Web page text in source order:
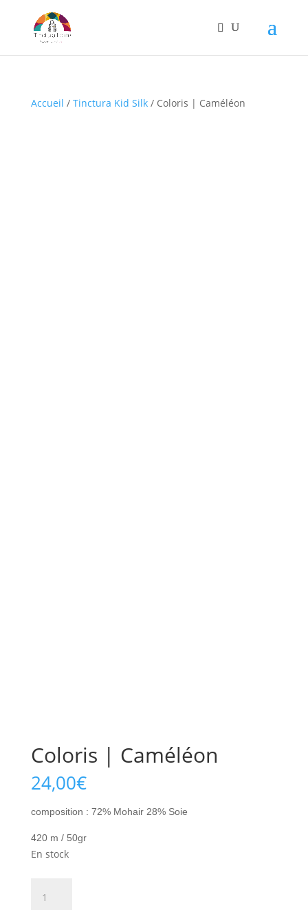
Accueil / Tinctura Kid Silk/ Coloris | Caméléon
Coloris | Caméléon
24,00€
composition : 72% Mohair 28% Soie
420 m / 50gr
En stock